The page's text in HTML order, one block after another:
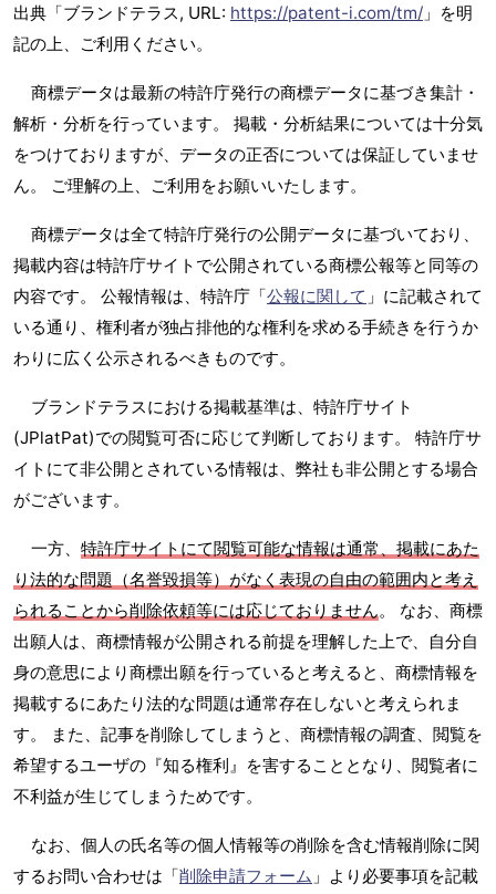
出典「ブランドテラス, URL: https://patent-i.com/tm/ 」を明
記の上、ご利用ください。
商標データは最新の特許庁発行の商標データに基づき集計・
解析・分析を行っています。 掲載・分析結果については十分気
をつけておりますが、データの正否については保証していませ
ん。 ご理解の上、ご利用をお願いいたします。
商標データは全て特許庁発行の公開データに基づいており、
掲載内容は特許庁サイトで公開されている商標公報等と同等の
内容です。 公報情報は、特許庁「公報に関して 」に記載されて
いる通り、権利者が独占排他的な権利を求める手続きを行うか
わりに広く公示されるべきものです。
ブランドテラスにおける掲載基準は、特許庁サイト
(JPlatPat)での閲覧可否に応じて判断しております。 特許庁サ
イトにて非公開とされている情報は、弊社も非公開とする場合
がございます。
一方、 特許庁サイトにて閲覧可能な情報は通常、掲載にあた
り法的な問題（名誉毀損等）がなく表現の自由の範囲内と考え
られることから削除依頼等には応じておりません。 なお、商標
出願人は、商標情報が公開される前提を理解した上で、自分自
身の意思により商標出願を行っていると考えると、商標情報を
掲載するにあたり法的な問題は通常存在しないと考えられま
す。 また、記事を削除してしまうと、商標情報の調査、閲覧を
希望するユーザの『知る権利』を害することとなり、閲覧者に
不利益が生じてしまうためです。
なお、個人の氏名等の個人情報等の削除を含む情報削除に関
するお問い合わせは「削除申請フォーム 」より必要事項を記載